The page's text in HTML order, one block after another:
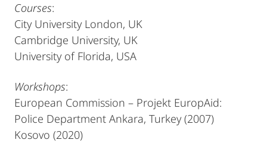
Courses:
City University London, UK
Cambridge University, UK
University of Florida, USA
Workshops:
European Commission – Projekt EuropAid:
Police Department Ankara, Turkey (2007)
Kosovo (2020)